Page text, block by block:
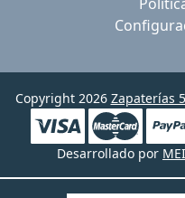
Copyright 2026 Zapaterías
Desarrollado por